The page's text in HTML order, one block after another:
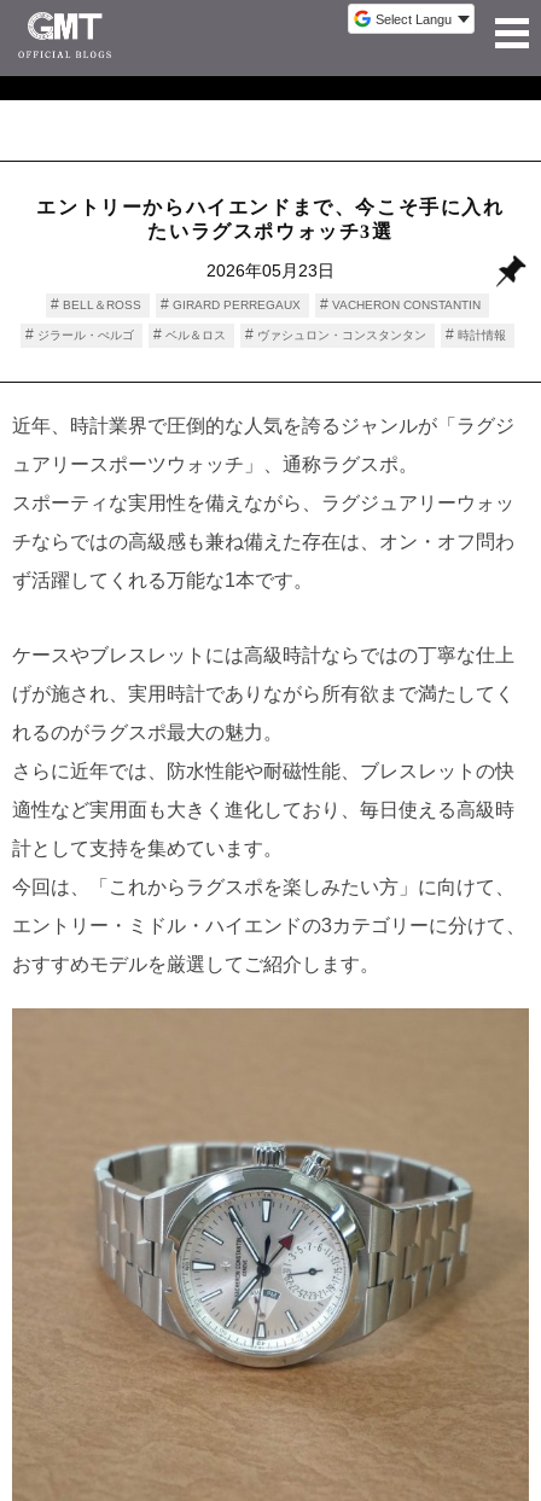
エントリーからハイエンドまで、今こそ手に入れ
たいラグスポウォッチ3選
2026年05月23日
BELL＆ROSS GIRARD PERREGAUX VACHERON CONSTANTIN
ジラール・ぺルゴ ベル＆ロス ヴァシュロン・コンスタンタン 時計情報
近年、時計業界で圧倒的な人気を誇るジャンルが「ラグジ
ュアリースポーツウォッチ」、通称ラグスポ。
スポーティな実用性を備えながら、ラグジュアリーウォッ
チならではの高級感も兼ね備えた存在は、オン・オフ問わ
ず活躍してくれる万能な1本です。
ケースやブレスレットには高級時計ならではの丁寧な仕上
げが施され、実用時計でありながら所有欲まで満たしてく
れるのがラグスポ最大の魅力。
さらに近年では、防水性能や耐磁性能、ブレスレットの快
適性など実用面も大きく進化しており、毎日使える高級時
計として支持を集めています。
今回は、「これからラグスポを楽しみたい方」に向けて、
エントリー・ミドル・ハイエンドの3カテゴリーに分けて、
おすすめモデルを厳選してご紹介します。